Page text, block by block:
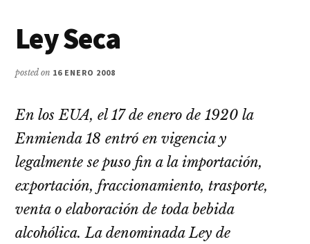
blogs
Ley Seca
posted on 16 ENERO 2008
En los EUA, el 17 de enero de 1920 la
Enmienda 18 entró en vigencia y
legalmente se puso fin a la importación,
exportación, fraccionamiento, trasporte,
venta o elaboración de toda bebida
alcohólica. La denominada Ley de